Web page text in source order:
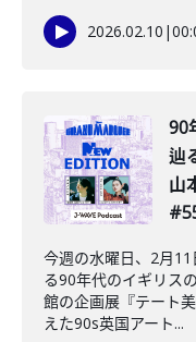
2026.02.10 |
️90
辿
山
今週の水曜日、2月
る90年代のイギリス
館の企画展『テート
えた90s英国アート...